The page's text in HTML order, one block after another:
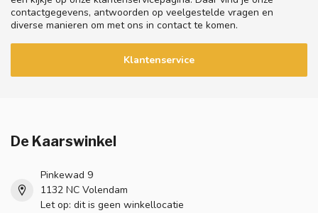
contactgegevens, antwoorden op veelgestelde vragen en
diverse manieren om met ons in contact te komen.
Klantenservice
De Kaarswinkel
Pinkewad 9
1132 NC Volendam
Let op: dit is geen winkellocatie